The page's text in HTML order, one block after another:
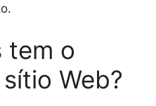
tem o
Web?